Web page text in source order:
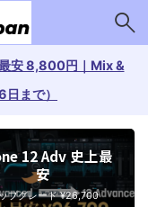
安 8,800円｜Mix &
まで）
12 Adv 史上最
安
プグレード ¥26,700